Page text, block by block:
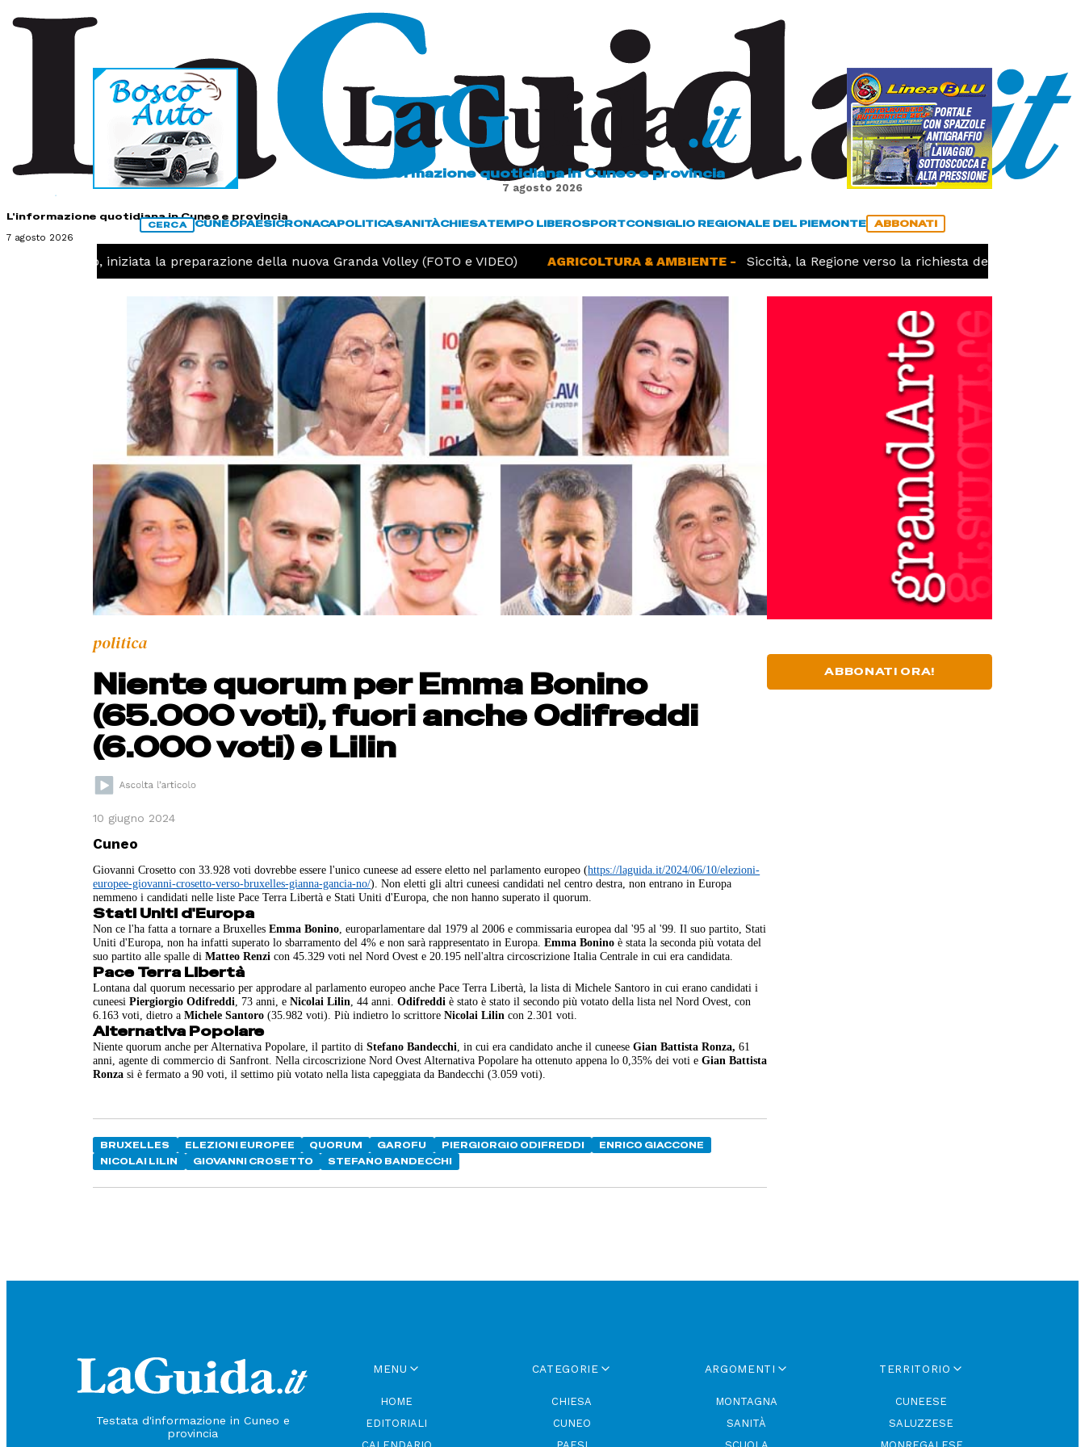
L'informazione quotidiana in Cuneo e provincia
7 agosto 2026
L'informazione quotidiana in Cuneo e provincia
7 agosto 2026
CERCA CUNEOPAESICRONACAPOLITICASANITÀCHIESATEMPO LIBEROSPORTCONSIGLIO REGIONALE DEL PIEMONTE ABBONATI
Pallavolo, iniziata la preparazione della nuova Granda Volley (FOTO e VIDEO) AGRICOLTURA & AMBIENTE - Siccità, la Regione verso la richiesta dello stato di
politica
Niente quorum per Emma Bonino
(65.000 voti), fuori anche Odifreddi
(6.000 voti) e Lilin
10 giugno 2024
Cuneo
Giovanni Crosetto con 33.928 voti dovrebbe essere l'unico cuneese ad essere eletto nel parlamento europeo (https://laguida.it/2024/06/10/elezioni-
europee-giovanni-crosetto-verso-bruxelles-gianna-gancia-no/). Non eletti gli altri cuneesi candidati nel centro destra, non entrano in Europa
nemmeno i candidati nelle liste Pace Terra Libertà e Stati Uniti d'Europa, che non hanno superato il quorum.
Stati Uniti d'Europa
Non ce l'ha fatta a tornare a BruxellesEmma Bonino , europarlamentare dal 1979 al 2006 e commissaria europea dal '95 al '99. Il suo partito, Stati
Uniti d'Europa, non ha infatti superato lo sbarramento del 4% e non sarà rappresentato in Europa.Emma Bonino è stata la seconda più votata del
suo partito alle spalle diMatteo Renzi con 45.329 voti nel Nord Ovest e 20.195 nell'altra circoscrizione Italia Centrale in cui era candidata.
Pace Terra Libertà
Lontana dal quorum necessario per approdare al parlamento europeo anche Pace Terra Libertà, la lista di Michele Santoro in cui erano candidati i
cuneesiPiergiorgio Odifreddi , 73 anni, eNicolai Lilin , 44 anni.Odifreddi è stato è stato il secondo più votato della lista nel Nord Ovest, con
6.163 voti, dietro aMichele Santoro (35.982 voti). Più indietro lo scrittoreNicolai Lilin con 2.301 voti.
Alternativa Popolare
Niente quorum anche per Alternativa Popolare, il partito diStefano Bandecchi , in cui era candidato anche il cuneeseGian Battista Ronza, 61
anni, agente di commercio di Sanfront. Nella circoscrizione Nord Ovest Alternativa Popolare ha ottenuto appena lo 0,35% dei voti eGian Battista
Ronza si è fermato a 90 voti, il settimo più votato nella lista capeggiata da Bandecchi (3.059 voti).
BRUXELLES ELEZIONI EUROPEE QUORUM GAROFU PIERGIORGIO ODIFREDDI
ENRICO GIACCONE
NICOLAI LILIN
GIOVANNI CROSETTO STEFANO BANDECCHI
ABBONATI ORA!
Testata d'informazione in Cuneo e
provincia
MENU
HOME
EDITORIALI
CATEGORIE
CHIESA
CUNEO
ARGOMENTI
MONTAGNA
SANITÀ
TERRITORIO
CUNEESE
SALUZZESE